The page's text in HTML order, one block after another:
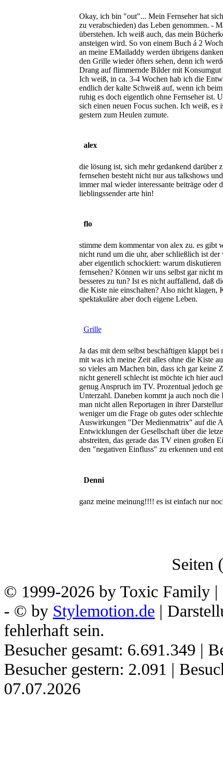
Okay, ich bin "out"... Mein Fernseher hat
zu verabschieden) das Leben genommen. -
überstehen. Ich weiß auch, das mein
ansteigen wird. So von einem Buch á 2
an meine EMailaddy werden übrigens
den Grille wieder öfters sehen, denn ich
Drang auf flimmernde Bilder mit
Ich weiß, in ca. 3-4 Wochen hab ich die
endlich der kalte Schweiß auf, wenn ich
ruhig es doch eigentlich ohne Fernseher ist.
sich einen neuen Focus suchen. Ich weiß,
gestern zum Heulen zumute.
alex
die lösung ist, sich mehr gedankend darüber
fernsehen besteht nicht nur aus talkshows
immer mal wieder interessante beiträge oder
lieblingssender arte hin!
flo
stimme dem kommentar von alex zu. es
nicht rund um die uhr, aber schließlich ist
aber eigentlich schockiert: warum
fernsehen? Können wir uns selbst gar nicht
besseres zu tun? Ist es nicht auffallend, daß
die Kiste nie einschalten? Also nicht klagen,
spektakuläre aber doch eigene Leben.
Grille
Ja das mit dem selbst beschäftigen klappt
mit was ich meine Zeit alles ohne die Kiste
so vieles am Machen bin, dass ich gar
nicht generell schlecht ist möchte ich hier
genug Anspruch im TV. Prozentual jedoch
Unterzahl. Daneben kommt ja auch noch die
man nicht allen Reportagen in ihrer
weniger um die Frage ob gutes oder
Auswirkungen "Der Medienmatrix" auf die
Entwicklungen der Gesellschaft über die
abstreiten, das gerade das TV einen großen
den "negativen Einfluss" zu erkennen und
Denni
ganz meine meinung!!!! es ist einfach nur
Seiten
© 1999-2026 by Toxic Family |
- © by Stylemotion.de |
fehlerhaft sein.
Besucher gesamt: 6.691.349 |
Besucher gestern: 2.091 |
07.07.2026